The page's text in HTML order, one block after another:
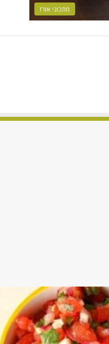
מתכוני אורז